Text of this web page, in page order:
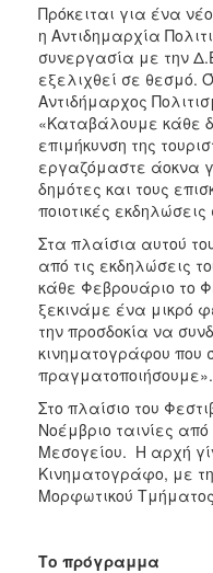
Πρόκειται για ένα
η Αντιδημαρχία
συνεργασία με την
εξελιχθεί σε θεσμό.
Αντιδήμαρχος
«Καταβάλουμε κάθε
επιμήκυνση της
εργαζόμαστε άοκνα
δημότες και τους
ποιοτικές
Στα πλαίσια αυτού
από τις εκδηλώσεις
κάθε Φεβρουάριο το
ξεκινάμε ένα μικρό
την προσδοκία να
κινηματογράφου που
πραγματοποιήσουμε».
Στο πλαίσιο του
Νοέμβριο ταινίες
Μεσογείου. Η αρχή
Κινηματογράφο, με
Μορφωτικού
Το πρόγραμμα